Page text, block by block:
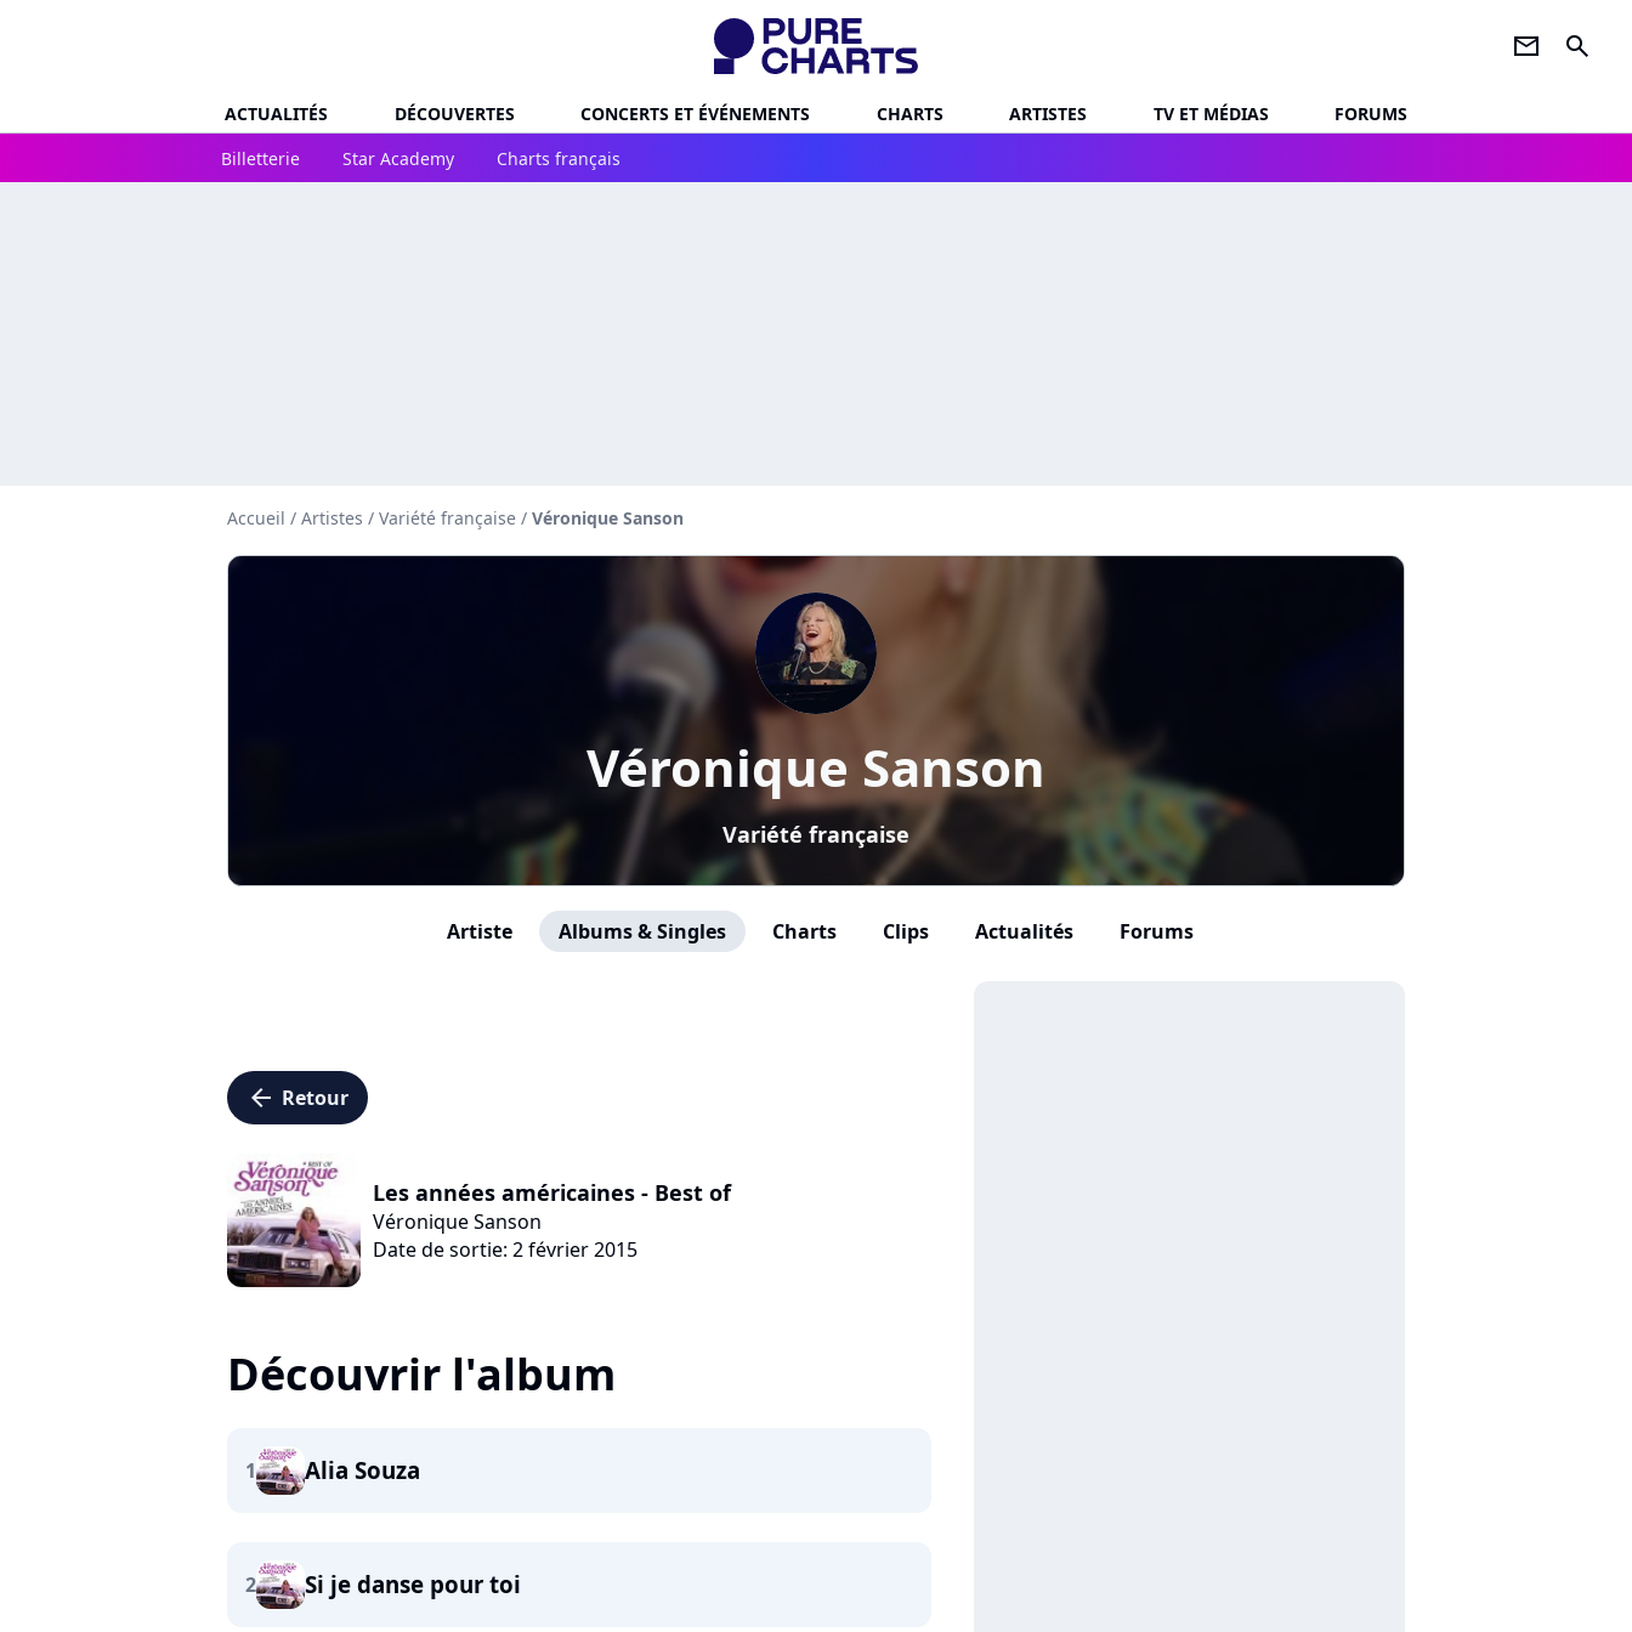
newsletter search
ACTUALITÉS DÉCOUVERTES CONCERTS ET ÉVÉNEMENTS CHARTS ARTISTES TV ET MÉDIAS
FORUMS
Billetterie
Star Academy Charts français
Accueil / Artistes / Variété française / Véronique Sanson
Véronique Sanson
Variété française
Artiste Albums & Singles Charts Clips Actualités Forums
arrow_left Retour
Les années américaines - Best of
Véronique Sanson
Date de sortie: 2 février 2015
Découvrir l'album
1 Alia Souza
2 Si je danse pour toi